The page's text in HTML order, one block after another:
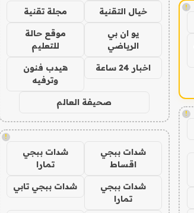
!
!
خيال التقنية مجلة تقنية
يو ان بي
الرياضي
موقع حالة
للتعليم
اخبار 24 ساعة
هيدب فنون
وترفيه
صحيفة العالم
!
شدات ببجي
اقساط
شدات ببجي
تمارا
شدات ببجي
تمارا
شدات ببجي تابي